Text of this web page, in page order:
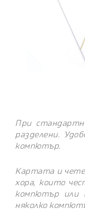
При
разделени.
компютър.
Картата и
хора, които
компютър или
няколко